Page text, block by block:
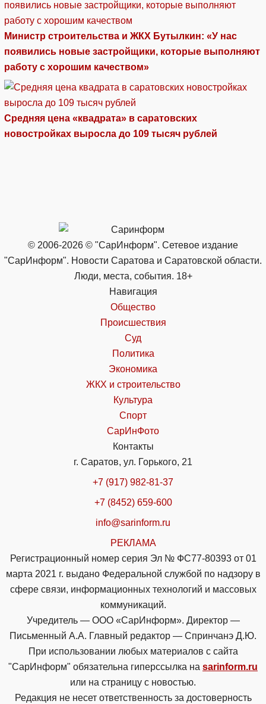
Министр строительства и ЖКХ Бутылкин: «У нас
появились новые застройщики, которые выполняют
работу с хорошим качеством»
Средняя цена «квадрата» в саратовских
новостройках выросла до 109 тысяч рублей
© 2006-2026 © "СарИнформ". Сетевое издание
"СарИнформ". Новости Саратова и Саратовской области.
Люди, места, события. 18+
Навигация
Общество
Происшествия
Суд
Политика
Экономика
ЖКХ и строительство
Культура
Спорт
СарИнФото
Контакты
г. Саратов, ул. Горького, 21
+7 (917) 982-81-37
+7 (8452) 659-600
info@sarinform.ru
РЕКЛАМА
Регистрационный номер серия Эл № ФС77-80393 от 01
марта 2021 г. выдано Федеральной службой по надзору в
сфере связи, информационных технологий и массовых
коммуникаций.
Учредитель — ООО «СарИнформ». Директор —
Письменный А.А. Главный редактор — Спринчанэ Д.Ю.
При использовании любых материалов с сайта
"СарИнформ" обязательна гиперссылка на sarinform.ru
или на страницу с новостью.
Редакция не несет ответственность за достоверность